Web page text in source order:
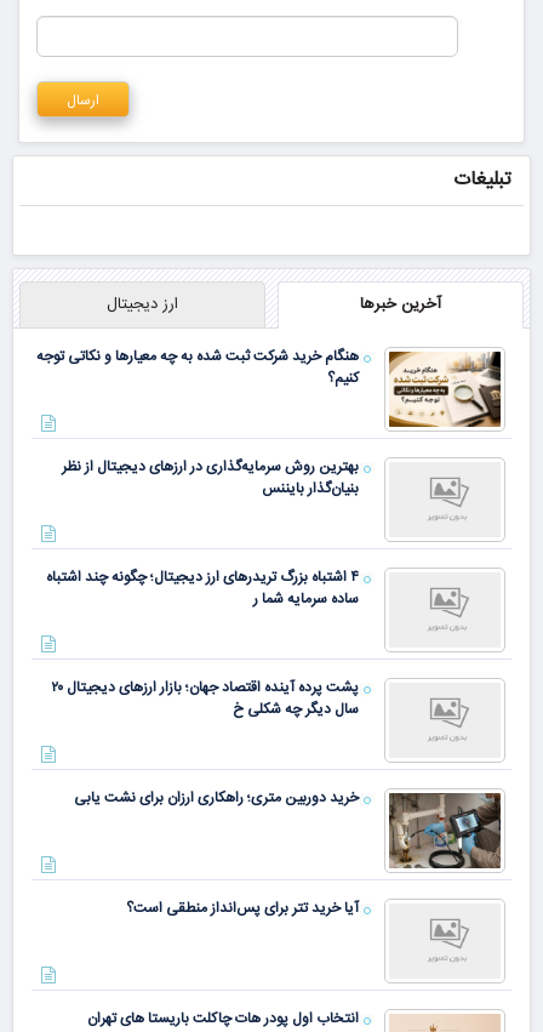
تبلیغات
آخرین خبرها ارز دیجیتال
هنگام خرید شرکت ثبت شده به چه معیارها و نکاتی توجه
کنیم؟
بهترین روش سرمایه‌گذاری در ارزهای دیجیتال از نظر
بنیان‌گذار بایننس
۴ اشتباه بزرگ تریدرهای ارز دیجیتال؛ چگونه چند اشتباه
ساده سرمایه شما ر
پشت پرده آینده اقتصاد جهان؛ بازار ارزهای دیجیتال ۲۰
سال دیگر چه شکلی خ
خرید دوربین متری؛ راهکاری ارزان برای نشت یابی
آیا خرید تتر برای پس‌انداز منطقی است؟
انتخاب اول پودر هات چاکلت باریستا های تهران